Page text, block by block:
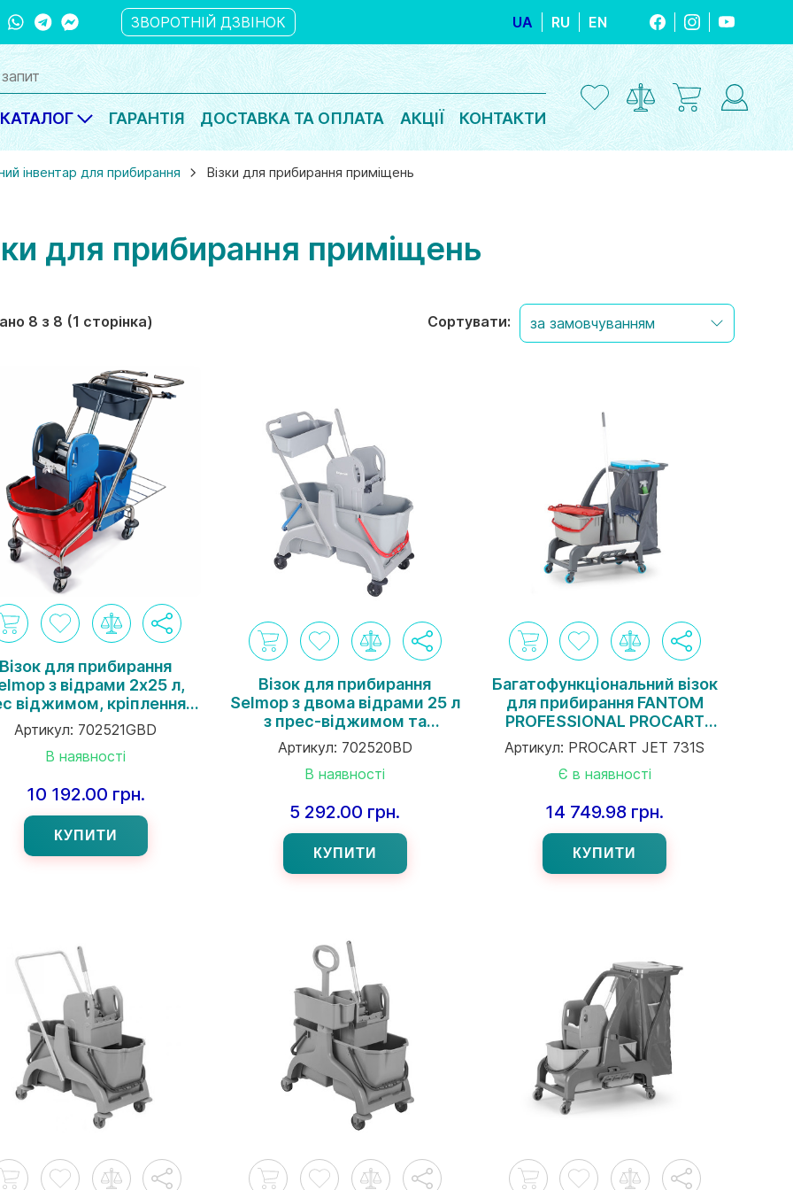
WhatsApp
Telegram
MessangerЗВОРОТНІЙ ДЗВІНОК UA RU EN FACEBOOK
INSTAGRAM
YOUTUBE
КАТАЛОГ ГАРАНТІЯ ДОСТАВКА ТА ОПЛАТА АКЦІЇ КОНТАКТИ
інвентар для прибирання Візки для прибирання приміщень
для прибирання приміщень
8 з 8 (1 сторінка) Сортувати:
Візок для прибирання
з відрами 2х25 л,
віджимом, кріпленням
сміттевого пакета та
кошиком сірий
Артикул: 702521GBD
В наявності
10 192.00 грн.
КУПИТИ
Візок для прибирання
Selmop з двома відрами 25 л
з прес-віджимом та
навісним кошиком сірий
Артикул: 702520BD
В наявності
5 292.00 грн.
КУПИТИ
Багатофункціональний візок
для прибирання FANTOM
PROFESSIONAL PROCART
JET 731S
Артикул: PROCART JET 731S
Є в наявності
14 749.98 грн.
КУПИТИ